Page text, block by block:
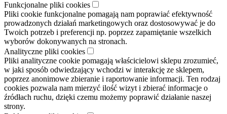
Funkcjonalne pliki cookies
Pliki cookie funkcjonalne pomagają nam poprawiać efektywność
prowadzonych działań marketingowych oraz dostosowywać je do
Twoich potrzeb i preferencji np. poprzez zapamiętanie wszelkich
wyborów dokonywanych na stronach.
Analityczne pliki cookies
Pliki analityczne cookie pomagają właścicielowi sklepu zrozumieć,
w jaki sposób odwiedzający wchodzi w interakcję ze sklepem,
poprzez anonimowe zbieranie i raportowanie informacji. Ten rodzaj
cookies pozwala nam mierzyć ilość wizyt i zbierać informacje o
źródłach ruchu, dzięki czemu możemy poprawić działanie naszej
strony.